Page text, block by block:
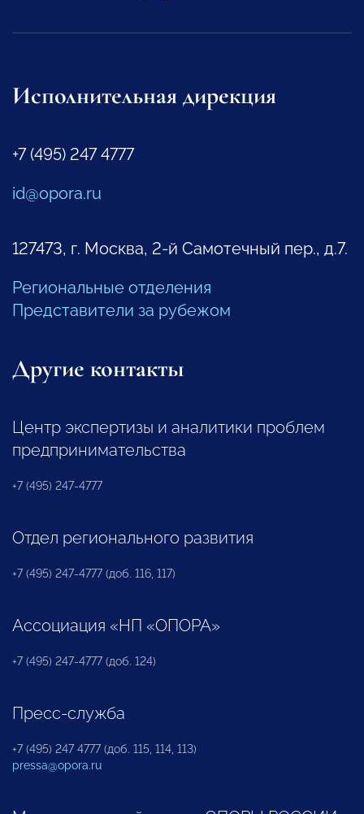
Исполнительная дирекция
+7 (495) 247 4777
id@opora.ru
127473, г. Москва, 2-й Самотечный пер., д.7.
Региональные отделения
Представители за рубежом
Другие контакты
Центр экспертизы и аналитики проблем
предпринимательства
+7 (495) 247-4777
Отдел регионального развития
+7 (495) 247-4777 (доб. 116, 117)
Ассоциация «НП «ОПОРА»
+7 (495) 247-4777 (доб. 124)
Пресс-служба
+7 (495) 247 4777 (доб. 115, 114, 113)
pressa@opora.ru